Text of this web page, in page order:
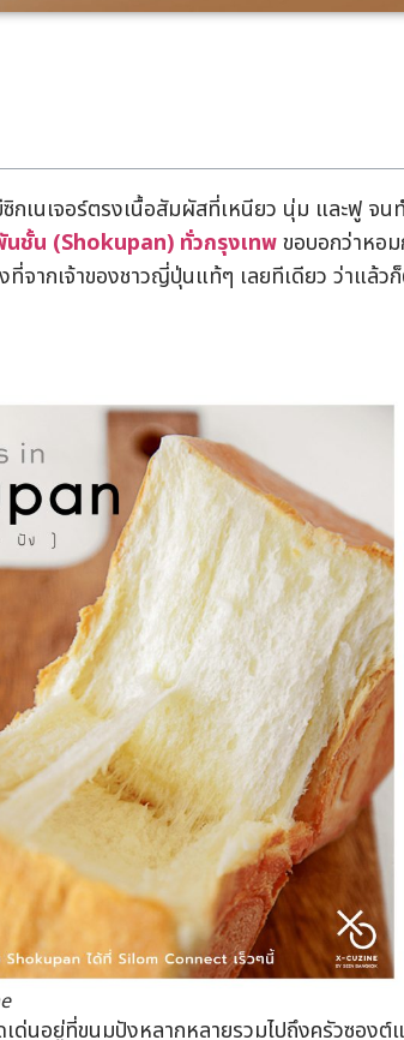
เนเจอร์ตรงเนื้อสัมผัสที่เหนียว นุ่ม และฟู จน
นชั้น (Shokupan) ทั่วกรุงเทพขอบอกว่าหอ
ที่จากเจ้าของชาวญี่ปุ่นแท้ๆ เลยทีเดียว ว่าแล้
นอยู่ที่ขนมปังหลากหลายรวมไปถึงครัวซองต์